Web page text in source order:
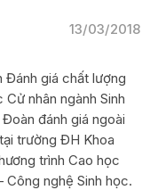
13/03/2018
Đánh giá chất lượng
nhân ngành Sinh
đánh giá ngoài
trường ĐH Khoa
trình Cao học
Công nghệ Sinh học.